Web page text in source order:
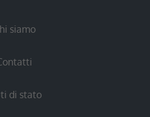
siamo
di stato